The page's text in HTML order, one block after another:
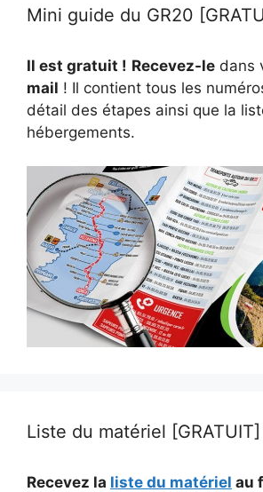
Mini guide du GR20
Il est gratuit ! Recevez-le dans
mail ! Il contient tous les
détail des étapes ainsi que la
hébergements.
Liste du matériel [GRATUIT]
Recevez la liste du matériel au